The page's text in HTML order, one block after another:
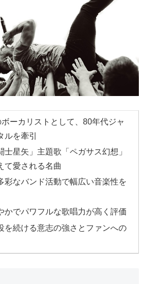
ーカリストとして、80年代ジャ
ルを牽引
士星矢」主題歌「ペガサス幻想」
て愛される名曲
彩なバンド活動で幅広い音楽性を
かでパワフルな歌唱力が高く評価
を続ける意志の強さとファンへの